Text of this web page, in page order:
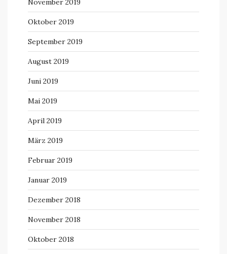
November 2019
Oktober 2019
September 2019
August 2019
Juni 2019
Mai 2019
April 2019
März 2019
Februar 2019
Januar 2019
Dezember 2018
November 2018
Oktober 2018